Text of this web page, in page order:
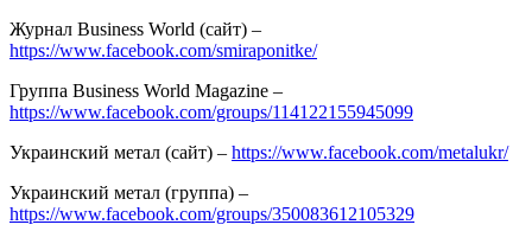
Журнал Business World (сайт) –
https://www.facebook.com/smiraponitke/
Группа Business World Magazine –
https://www.facebook.com/groups/114122155945099
Украинский метал (сайт) – https://www.facebook.com/metalukr/
Украинский метал (группа) –
https://www.facebook.com/groups/350083612105329